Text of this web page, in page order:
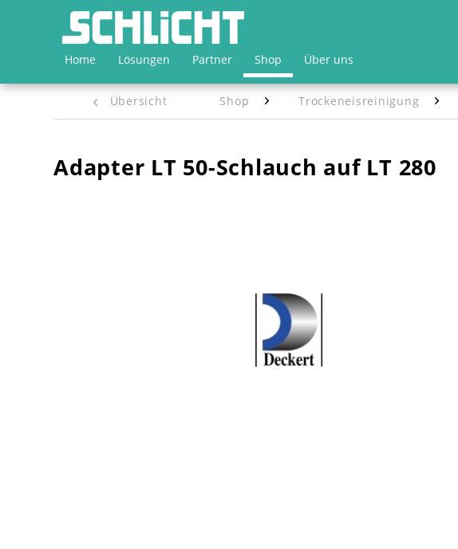
Home Lösungen Partner Shop Über uns
Übersicht Shop Trockeneisreinigung
Adapter LT 50-Schlauch auf LT 280